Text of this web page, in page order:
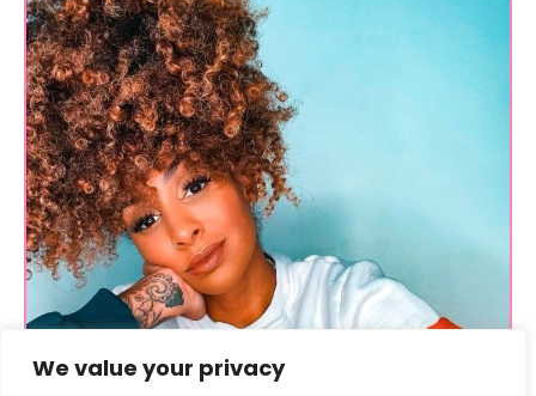
We value your privacy